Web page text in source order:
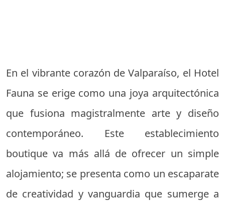
En el vibrante corazón de Valparaíso, el Hotel
Fauna se erige como una joya arquitectónica
que fusiona magistralmente arte y diseño
contemporáneo. Este establecimiento
boutique va más allá de ofrecer un simple
alojamiento; se presenta como un escaparate
de creatividad y vanguardia que sumerge a